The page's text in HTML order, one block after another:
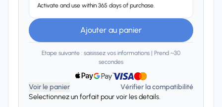
Activate and use within 365 days of purchase.
Ajouter au panier
Etape suivante : saisissez vos informations | Prend ~30
secondes
Voir le panier
Vérifier la compatibilité
Selectionnez un forfait pour voir les details.